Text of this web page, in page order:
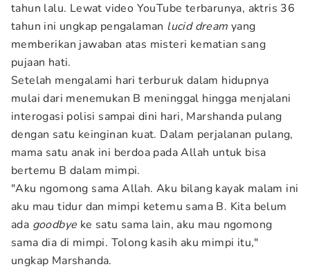
tahun lalu. Lewat video YouTube terbarunya, aktris 36
tahun ini ungkap pengalaman lucid dream yang
memberikan jawaban atas misteri kematian sang
pujaan hati.
Setelah mengalami hari terburuk dalam hidupnya
mulai dari menemukan B meninggal hingga menjalani
interogasi polisi sampai dini hari, Marshanda pulang
dengan satu keinginan kuat. Dalam perjalanan pulang,
mama satu anak ini berdoa pada Allah untuk bisa
bertemu B dalam mimpi.
"Aku ngomong sama Allah. Aku bilang kayak malam ini
aku mau tidur dan mimpi ketemu sama B. Kita belum
ada goodbye ke satu sama lain, aku mau ngomong
sama dia di mimpi. Tolong kasih aku mimpi itu,"
ungkap Marshanda.